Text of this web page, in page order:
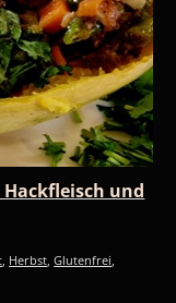
und
Herbst ,Glutenfrei